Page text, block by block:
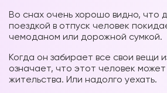
Во снах очень хорошо видно, что
поездкой в отпуск человек
чемоданом или дорожной сумкой.
Когда он забирает все свои вещи
означает, что этот человек
жительства. Или надолго уехать.